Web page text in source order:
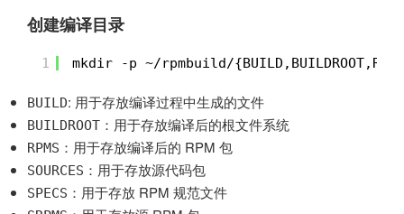
创建编译目录
1 mkdir -p ~/rpmbuild/
BUILD: 用于存放编译过程中生成的文件
BUILDROOT ：用于存放编译后的根文件系统
RPMS ：用于存放编译后的 RPM 包
SOURCES ：用于存放源代码包
SPECS ：用于存放 RPM 规范文件